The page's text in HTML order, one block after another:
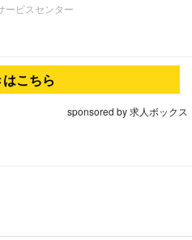
ービスセンター
こちら
sponsored by 求人ボックス